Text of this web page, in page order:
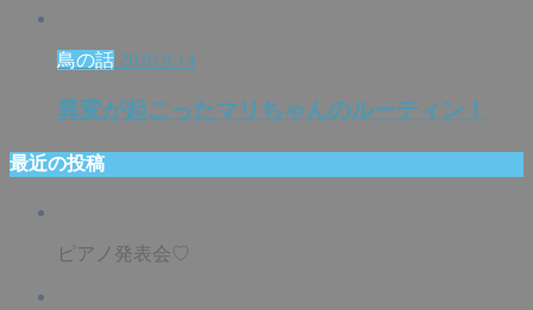
鳥の話 2020.9.14
異変が起こったマリちゃんのルーティン！
最近の投稿
ピアノ発表会♡